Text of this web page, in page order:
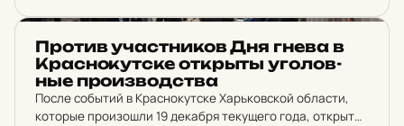
информирует пресс-служба ГУ…
Против учас­тни­ков Дня гнева в
Крас­но­кут­ске открыты уго­лов­
ные про­из­вод­ства
После событий в Краснокутске Харьковской области,
которые произошли 19 декабря текущего года, открыто